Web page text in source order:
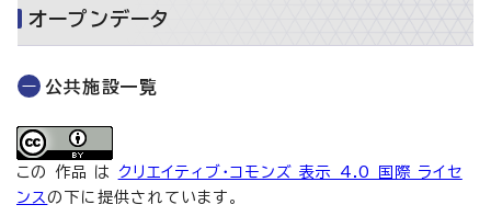
オープンデータ
公共施設一覧
この 作品 は クリエイティブ・コモンズ 表示 4.0 国際 ライセ
ンスの下に提供されています。